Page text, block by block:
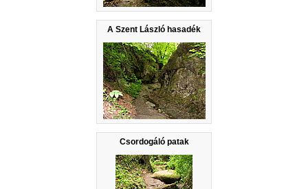
A Szent László hasadék
Csordogáló patak